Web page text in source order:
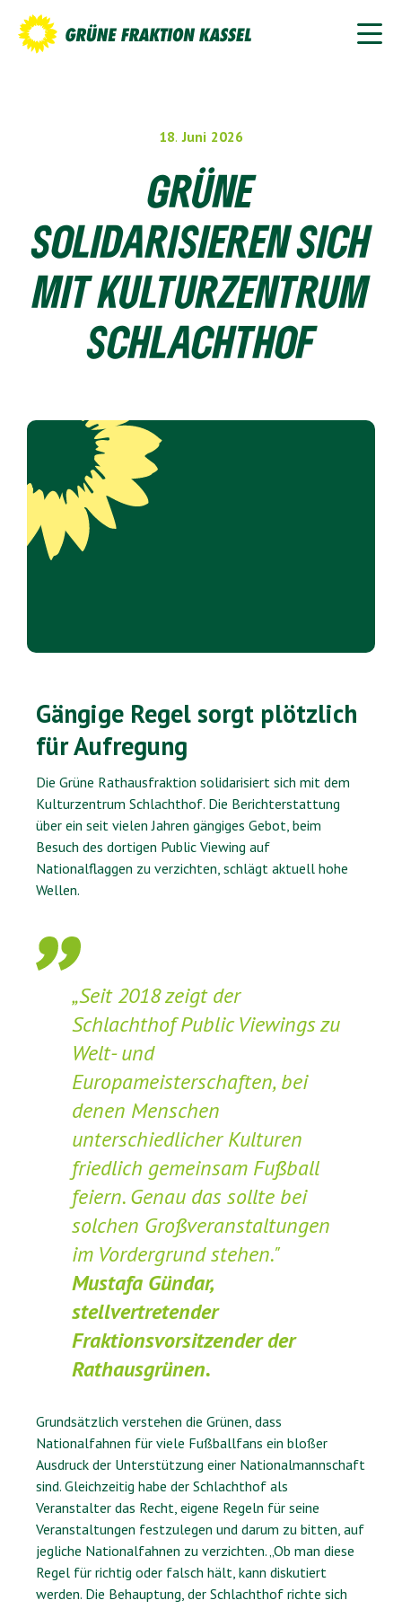
18. Juni 2026
GRÜNE
SOLIDARISIEREN SICH
MIT KULTURZENTRUM
SCHLACHTHOF
Gängige Regel sorgt plötzlich
für Aufregung
Die Grüne Rathausfraktion solidarisiert sich mit dem
Kulturzentrum Schlachthof. Die Berichterstattung
über ein seit vielen Jahren gängiges Gebot, beim
Besuch des dortigen Public Viewing auf
Nationalflaggen zu verzichten, schlägt aktuell hohe
Wellen.
„Seit 2018 zeigt der
Schlachthof Public Viewings zu
Welt- und
Europameisterschaften, bei
denen Menschen
unterschiedlicher Kulturen
friedlich gemeinsam Fußball
feiern. Genau das sollte bei
solchen Großveranstaltungen
im Vordergrund stehen."
Mustafa Gündar,
stellvertretender
Fraktionsvorsitzender der
Rathausgrünen.
Grundsätzlich verstehen die Grünen, dass
Nationalfahnen für viele Fußballfans ein bloßer
Ausdruck der Unterstützung einer Nationalmannschaft
sind. Gleichzeitig habe der Schlachthof als
Veranstalter das Recht, eigene Regeln für seine
Veranstaltungen festzulegen und darum zu bitten, auf
jegliche Nationalfahnen zu verzichten. „Ob man diese
Regel für richtig oder falsch hält, kann diskutiert
werden. Die Behauptung, der Schlachthof richte sich